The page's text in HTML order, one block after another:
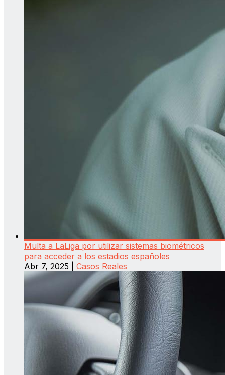
Multa a LaLiga por utilizar sistemas biométricos
para acceder a los estadios españoles
Abr 7, 2025
Casos Reales